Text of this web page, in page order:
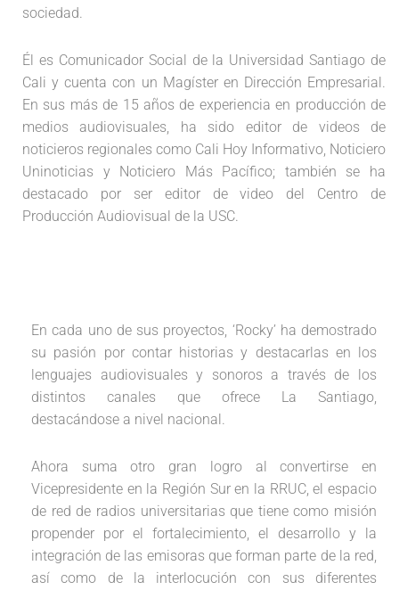
sociedad.
Él es Comunicador Social de la Universidad Santiago de
Cali y cuenta con un Magíster en Dirección Empresarial.
En sus más de 15 años de experiencia en producción de
medios audiovisuales, ha sido editor de videos de
noticieros regionales como Cali Hoy Informativo, Noticiero
Uninoticias y Noticiero Más Pacífico; también se ha
destacado por ser editor de video del Centro de
Producción Audiovisual de la USC.
En cada uno de sus proyectos, ‘Rocky’ ha demostrado
su pasión por contar historias y destacarlas en los
lenguajes audiovisuales y sonoros a través de los
distintos canales que ofrece La Santiago,
destacándose a nivel nacional.
Ahora suma otro gran logro al convertirse en
Vicepresidente en la Región Sur en la RRUC, el espacio
de red de radios universitarias que tiene como misión
propender por el fortalecimiento, el desarrollo y la
integración de las emisoras que forman parte de la red,
así como de la interlocución con sus diferentes